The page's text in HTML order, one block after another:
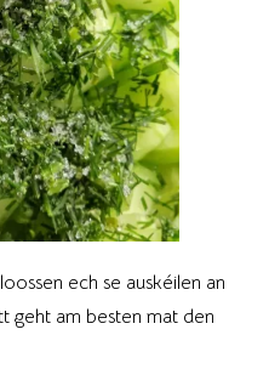
ech se auskéilen an
geht am besten mat den